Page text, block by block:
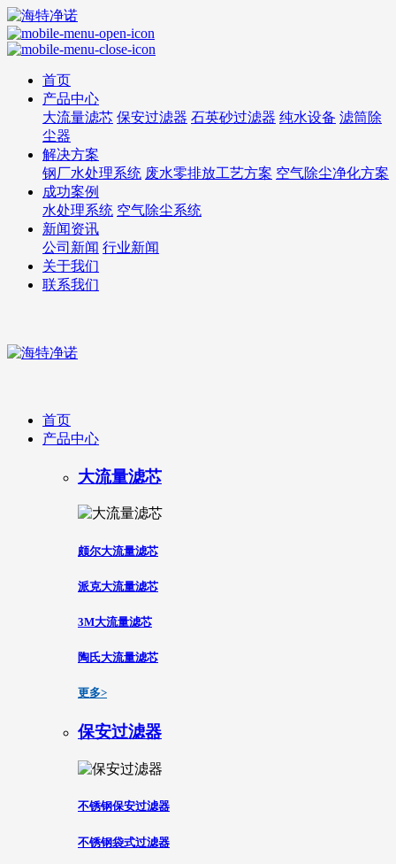
首页
产品中心
大流量滤芯 保安过滤器 石英砂过滤器 纯水设备 滤筒除
尘器
解决方案
钢厂水处理系统 废水零排放工艺方案 空气除尘净化方案
成功案例
水处理系统 空气除尘系统
新闻资讯
公司新闻 行业新闻
关于我们
联系我们
首页
产品中心
大流量滤芯
颇尔大流量滤芯
派克大流量滤芯
3M大流量滤芯
陶氏大流量滤芯
更多>
保安过滤器
不锈钢保安过滤器
不锈钢袋式过滤器